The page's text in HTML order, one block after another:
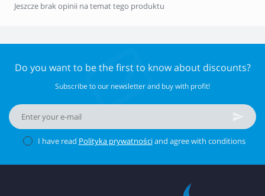
Jeszcze brak opinii na temat tego produktu
Do you want to be the first to know about discounts?
Subscribe to our newsletter and buy with profit!
I have read Polityka prywatnościand agree with conditions